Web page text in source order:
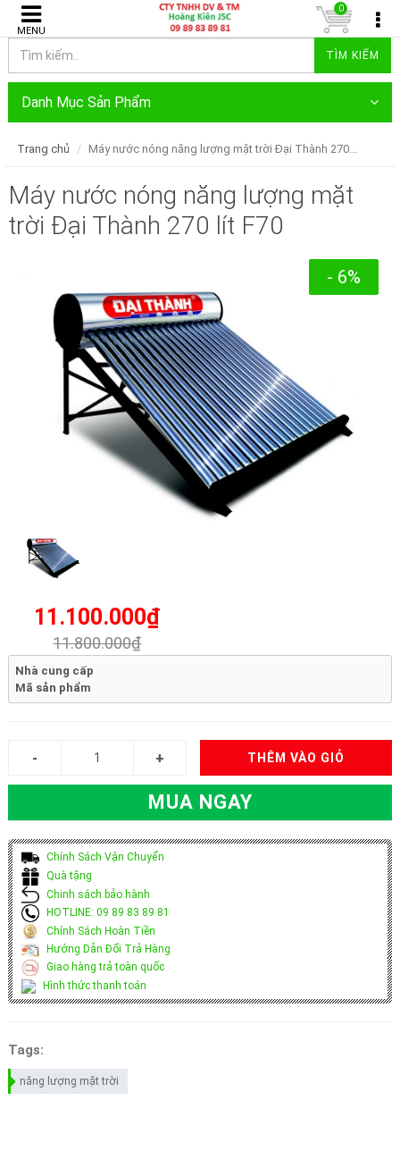
MENU
TÌM KIẾM
0
Danh Mục Sản Phẩm
Trang chủ Máy nước nóng năng lượng mặt trời Đại Thành 270...
Máy nước nóng năng lượng mặt
trời Đại Thành 270 lít F70
- 6%
11.100.000₫
11.800.000₫
Nhà cung cấp
Mã sản phẩm
THÊM VÀO GIỎ
MUA NGAY
Chính Sách Vận Chuyển
Quà tặng
Chinh sách bảo hành
HOTLINE: 09 89 83 89 81
Chính Sách Hoàn Tiền
Hướng Dẫn Đổi Trả Hàng
Giao hàng trả toàn quốc
Hình thức thanh toán
Tags:
năng lượng mặt trời